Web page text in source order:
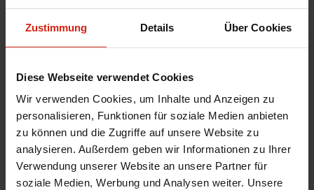
Zustimmung Details Über Cookies
Diese Webseite verwendet Cookies
Wir verwenden Cookies, um Inhalte und Anzeigen zu
personalisieren, Funktionen für soziale Medien anbieten
zu können und die Zugriffe auf unsere Website zu
analysieren. Außerdem geben wir Informationen zu Ihrer
Verwendung unserer Website an unsere Partner für
soziale Medien, Werbung und Analysen weiter. Unsere
Automarkenname
Honda
Automodell Name
Del Sol
Product Line
OEM
Universal
Nein
Version
Heckklappe